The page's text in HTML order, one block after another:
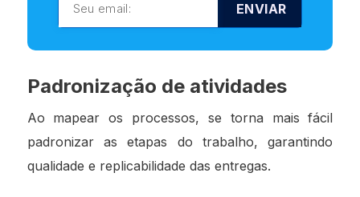
ENVIAR
Padronização de atividades
Ao mapear os processos, se torna mais fácil
padronizar as etapas do trabalho, garantindo
qualidade e replicabilidade das entregas.